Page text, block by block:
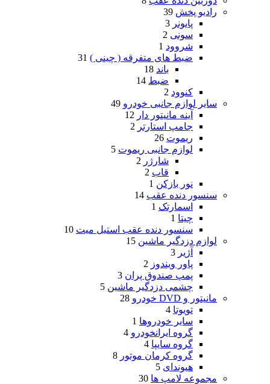
رادیو پخش 39
پایونر 3
سونی 2
شروود 1
ضبط های متفرقه ( چینی ) 31
باند 18
ضبط 14
کنوود 2
سایر لوازم جانبی خودرو 49
آینه مانیتور دار 12
جامپ استارتر 2
ریموت 26
لوازم جانبی ریموت 5
شارژر 2
قاب 2
نور بازکن 1
سنسور دنده عقب 14
اسمارتک 1
چیتا 1
سنسور دنده عقب استیل میت 10
لوازم دزدگیر ماشین 15
آژیر 3
پاور ویندوز 2
پمپ صندوق پران 3
چشمی دزدگیر ماشین 5
مانیتور و DVD خودرو
28
تویوتا 4
سایر خودروها 1
گروه ایرانخودرو 4
گروه سایپا 4
گروه کرمان موتور 8
هیوندای 5
مجموعه لامپ ها 30